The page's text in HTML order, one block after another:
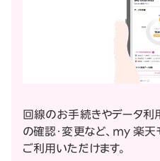
回線のお手続きやデータ利
の確認・変更など、my 楽
ご利用いただけます。